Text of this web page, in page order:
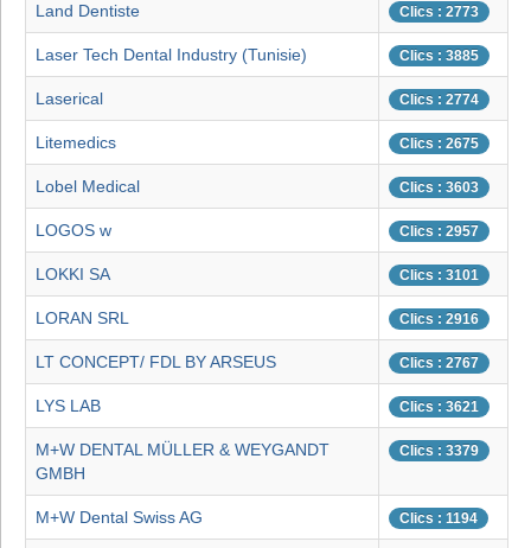
Land Dentiste Clics : 2773
Laser Tech Dental Industry (Tunisie) Clics : 3885
Laserical Clics : 2774
Litemedics Clics : 2675
Lobel Medical Clics : 3603
LOGOS w Clics : 2957
LOKKI SA Clics : 3101
LORAN SRL Clics : 2916
LT CONCEPT/ FDL BY ARSEUS Clics : 2767
LYS LAB Clics : 3621
M+W DENTAL MÜLLER & WEYGANDT
GMBH
Clics : 3379
M+W Dental Swiss AG Clics : 1194